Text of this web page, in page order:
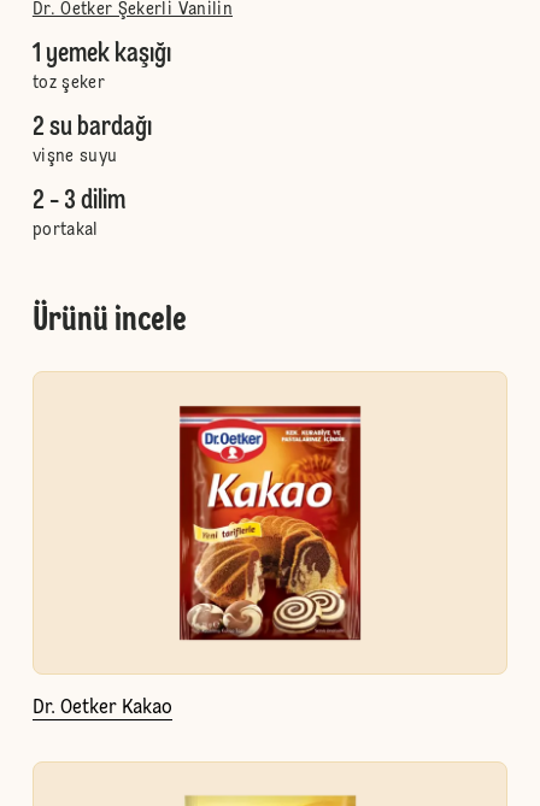
Dr. Oetker Şekerli Vanilin
1 yemek kaşığı
toz şeker
2 su bardağı
vişne suyu
2 - 3 dilim
portakal
Ürünü incele
Dr. Oetker Kakao